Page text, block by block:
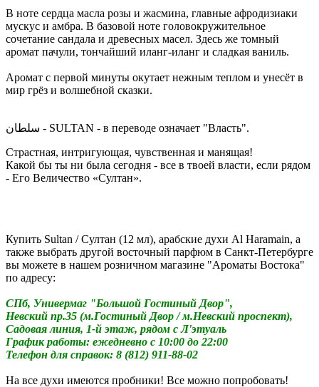
В ноте сердца масла розы и жасмина, главные афродизиаки
мускус и амбра. В базовой ноте головокружительное
сочетание сандала и древесных масел. Здесь же томный
аромат пачули, тончайший иланг-иланг и сладкая ваниль.
Аромат с первой минуты окутает нежным теплом и унесёт в
мир грёз и волшебной сказки.
سلطان - SULTAN - в переводе означает "Власть".
Страстная, интригующая, чувственная и манящая!
Какой бы ты ни была сегодня - все в твоей власти, если рядом
- Его Величество «Султан».
Купить Sultan / Султан (12 мл), арабские духи Al Haramain, а
также выбрать другой восточный парфюм в Санкт-Петербурге
вы можете в нашем розничном магазине "Ароматы Востока"
по адресу:
СПб, Универмаг "Большой Гостиный Двор",
Невский пр.35 (м.Гостиный Двор / м.Невский проспект),
Садовая линия, 1-й этаж, рядом с Л'этуаль
График работы: ежедневно с 10:00 до 22:00
Телефон для справок: 8 (812) 911-88-02
На все духи имеются пробники! Все можно попробовать!